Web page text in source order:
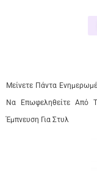
Μείνετε Πάντα
Να Επωφεληθείτε Από
Έμπνευση Για Στυλ